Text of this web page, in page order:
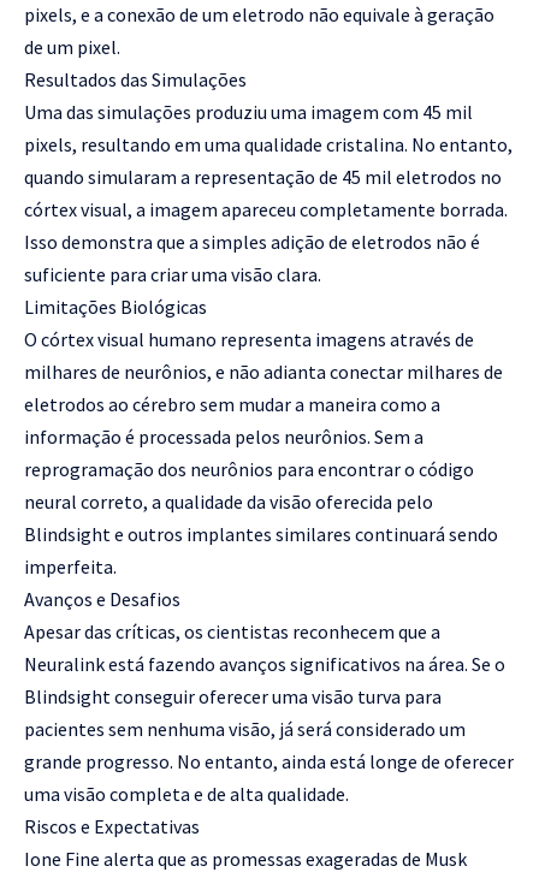
pixels, e a conexão de um eletrodo não equivale à geração
de um pixel.
Resultados das Simulações
Uma das simulações produziu uma imagem com 45 mil
pixels, resultando em uma qualidade cristalina. No entanto,
quando simularam a representação de 45 mil eletrodos no
córtex visual, a imagem apareceu completamente borrada.
Isso demonstra que a simples adição de eletrodos não é
suficiente para criar uma visão clara.
Limitações Biológicas
O córtex visual humano representa imagens através de
milhares de neurônios, e não adianta conectar milhares de
eletrodos ao cérebro sem mudar a maneira como a
informação é processada pelos neurônios. Sem a
reprogramação dos neurônios para encontrar o código
neural correto, a qualidade da visão oferecida pelo
Blindsight e outros implantes similares continuará sendo
imperfeita.
Avanços e Desafios
Apesar das críticas, os cientistas reconhecem que a
Neuralink está fazendo avanços significativos na área. Se o
Blindsight conseguir oferecer uma visão turva para
pacientes sem nenhuma visão, já será considerado um
grande progresso. No entanto, ainda está longe de oferecer
uma visão completa e de alta qualidade.
Riscos e Expectativas
Ione Fine alerta que as promessas exageradas de Musk